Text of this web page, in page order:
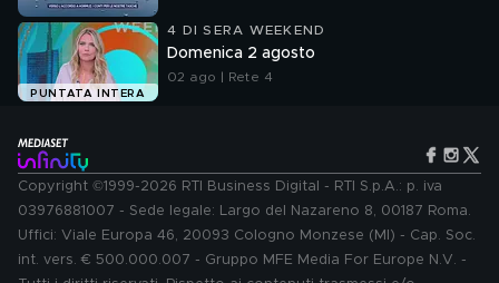
PUNTATA INTERA
4 DI SERA WEEKEND
Domenica 2 agosto
02 ago | Rete 4
Copyright ©1999-2026 RTI Business Digital - RTI S.p.A.: p. iva
03976881007 - Sede legale: Largo del Nazareno 8, 00187 Roma.
Uffici: Viale Europa 46, 20093 Cologno Monzese (MI) - Cap. Soc.
int. vers. € 500.000.007 - Gruppo MFE Media For Europe N.V. -